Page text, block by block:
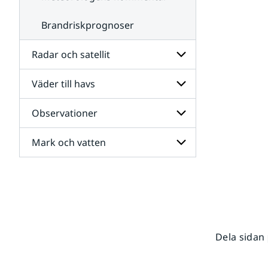
Brandriskprognoser
Radar och satellit
Undersidor
för
Radar
och
satellit
Väder till havs
Undersidor
för
Väder
till
havs
Observationer
Undersidor
för
Mark och vatten
Dela sidan